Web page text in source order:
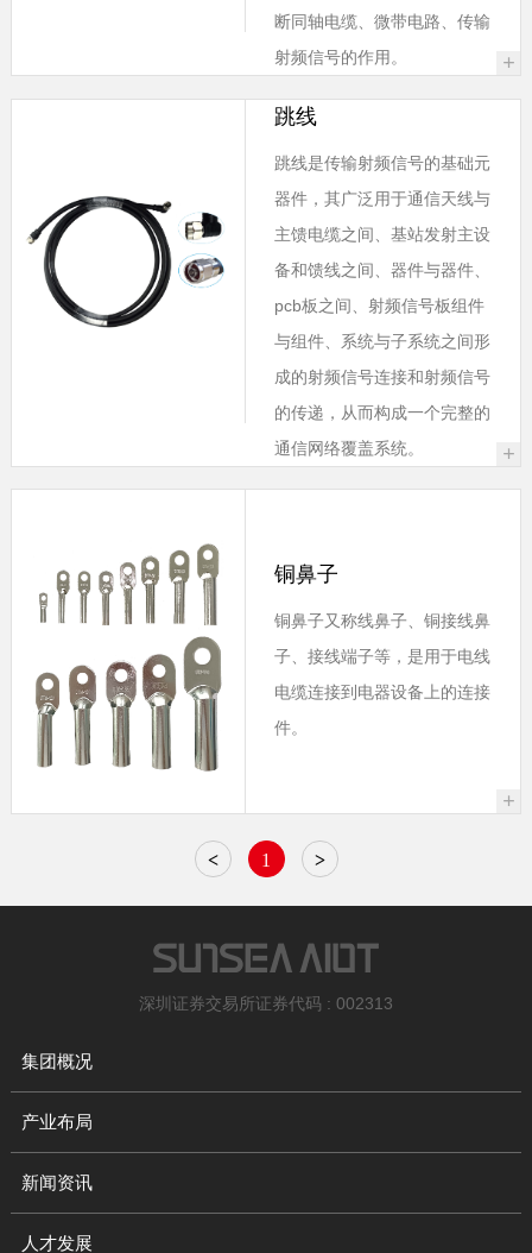
断同轴电缆、微带电路、传输
射频信号的作用。
+
跳线
跳线是传输射频信号的基础元
器件，其广泛用于通信天线与
主馈电缆之间、基站发射主设
备和馈线之间、器件与器件、
pcb板之间、射频信号板组件
与组件、系统与子系统之间形
成的射频信号连接和射频信号
的传递，从而构成一个完整的
通信网络覆盖系统。
+
铜鼻子
铜鼻子又称线鼻子、铜接线鼻
子、接线端子等，是用于电线
电缆连接到电器设备上的连接
件。
+
< 1 >
深圳证券交易所证券代码 : 002313
集团概况
产业布局
新闻资讯
人才发展